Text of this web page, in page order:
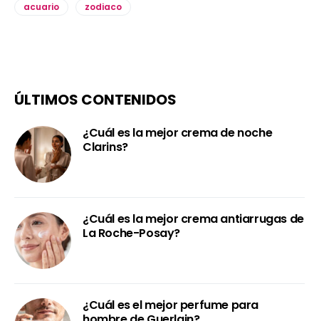
acuario zodiaco
ÚLTIMOS CONTENIDOS
¿Cuál es la mejor crema de noche
Clarins?
¿Cuál es la mejor crema antiarrugas de
La Roche-Posay?
¿Cuál es el mejor perfume para